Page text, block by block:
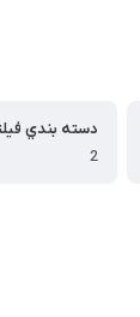
دسته بندي
2